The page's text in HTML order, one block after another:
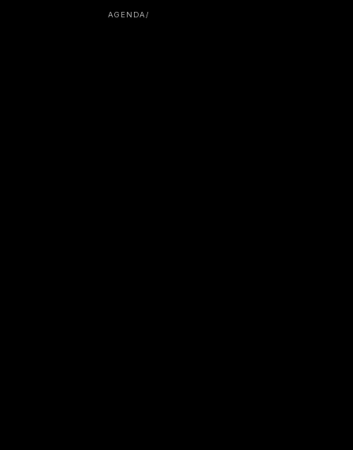
AGENDA /